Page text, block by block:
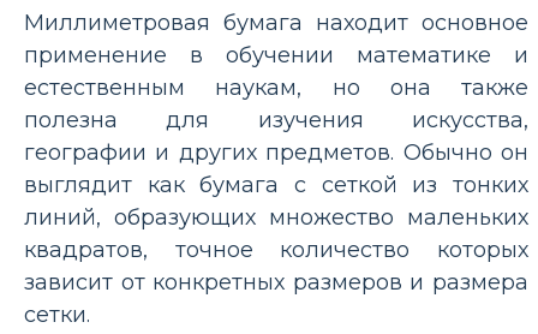
Миллиметровая бумага находит основное
применение в обучении математике и
естественным наукам, но она также
полезна для изучения искусства,
географии и других предметов. Обычно он
выглядит как бумага с сеткой из тонких
линий, образующих множество маленьких
квадратов, точное количество которых
зависит от конкретных размеров и размера
сетки.